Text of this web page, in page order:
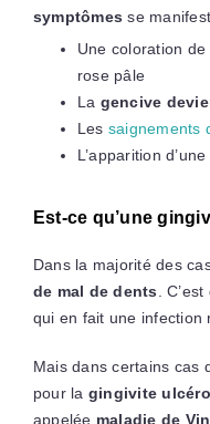
symptômes se
Une coloration
rose pâle
La gencive
Les saignements
L’apparition d’une
Est-ce qu’une
Dans la majorité des
de mal de dents .
qui en fait une infection
Mais dans certains cas
pour la gingivite
appelée maladie de